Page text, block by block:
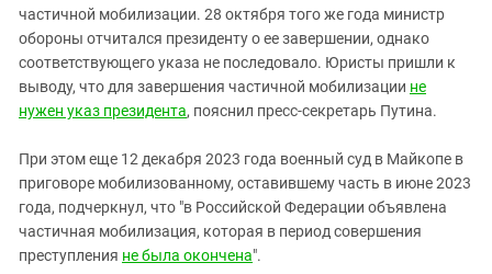
частичной мобилизации. 28 октября того же года министр
обороны отчитался президенту о ее завершении, однако
соответствующего указа не последовало. Юристы пришли к
выводу, что для завершения частичной мобилизации не
нужен указ президента, пояснил пресс-секретарь Путина.
При этом еще 12 декабря 2023 года военный суд в Майкопе в
приговоре мобилизованному, оставившему часть в июне 2023
года, подчеркнул, что "в Российской Федерации объявлена
частичная мобилизация, которая в период совершения
преступления не была окончена".